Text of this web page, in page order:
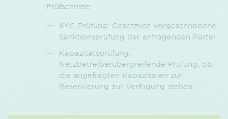
Prüfschritte:
KYC-Prüfung: Gesetzlich vorgeschriebene
Sanktionsprüfung der anfragenden Partei.
Kapazitätsprüfung:
Netzbetreiberübergreifende Prüfung, ob
die angefragten Kapazitäten zur
Reservierung zur Verfügung stehen.